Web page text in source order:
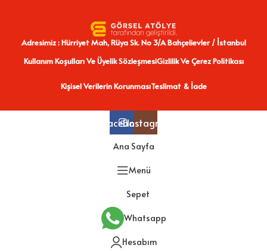
Adresimiz : Hürriyet Mah, Rüya Sk. No 3/A Bahçelievler / İstanbul
Kullanım Koşulları Ve Üyelik SözleşmesiGizlilik Ve Çerez Politikası
Kişisel Verilerin KorunmasıTeslimat & İade
FacebookInstagram
Ana Sayfa
Menü
Sepet
Whatsapp
Hesabım